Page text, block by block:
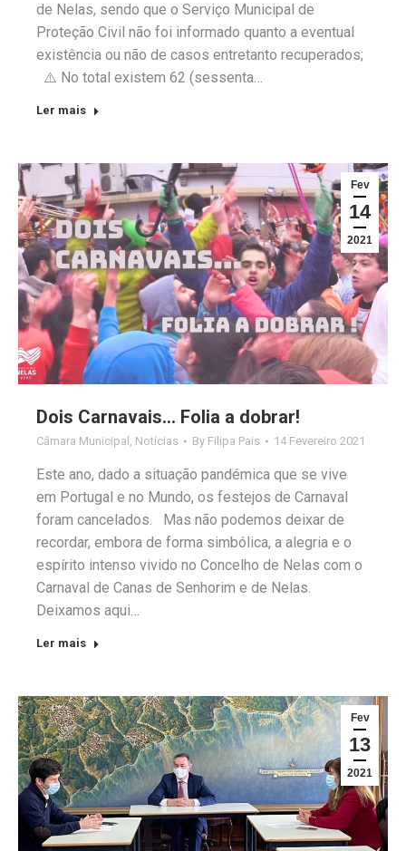
de Nelas, sendo que o Serviço Municipal de
Proteção Civil não foi informado quanto a eventual
existência ou não de casos entretanto recuperados;
⚠️ No total existem 62 (sessenta…
Ler mais
Fev
14
2021
Dois Carnavais… Folia a dobrar!
Câmara Municipal , Notícias By Filipa Pais 14 Fevereiro 2021
Este ano, dado a situação pandémica que se vive
em Portugal e no Mundo, os festejos de Carnaval
foram cancelados. Mas não podemos deixar de
recordar, embora de forma simbólica, a alegria e o
espírito intenso vivido no Concelho de Nelas com o
Carnaval de Canas de Senhorim e de Nelas.
Deixamos aqui…
Ler mais
Fev
13
2021